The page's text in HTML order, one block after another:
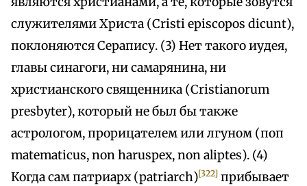
служителями Христа (Cristi episcopos dicunt),
поклоняются Серапису. (3) Нет такого иудея,
главы синагоги, ни самарянина, ни
христианского священника (Cristianorum
presbyter), который не был бы также
астрологом, прорицателем или лгуном (поп
matematicus, non haruspex, non aliptes). (4)
Когда сам патриарх (patriarch)[322] прибывает